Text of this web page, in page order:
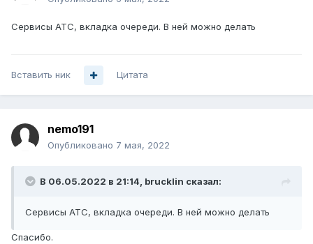
Сервисы АТС, вкладка очереди. В ней можно делать
Вставить ник Цитата
nemo191
Опубликовано 7 мая, 2022
В 06.05.2022 в 21:14, brucklin сказал:
Сервисы АТС, вкладка очереди. В ней можно делать
Спасибо.